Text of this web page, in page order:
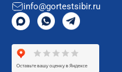
info@gortestsibir.ru